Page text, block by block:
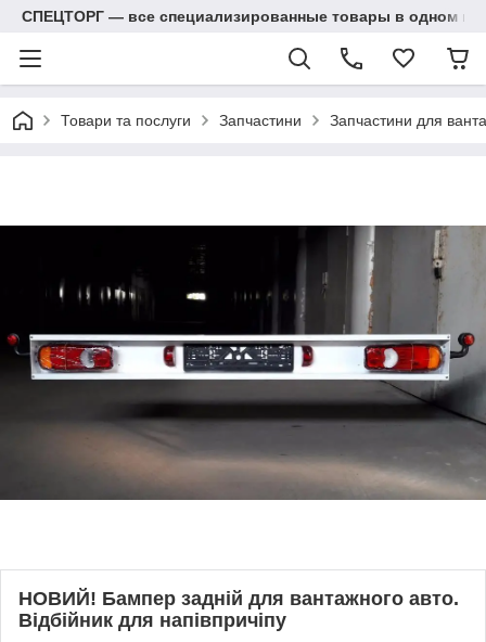
СПЕЦТОРГ — все специализированные товары в одном
Товари та послуги Запчастини Запчастини для
НОВИЙ! Бампер задній для вантажного авто.
Відбійник для напівпричіпу